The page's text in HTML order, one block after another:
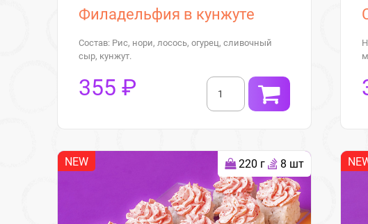
Филадельфия в кунжуте
Состав: Рис, нори, лосось, огурец, сливочный
сыр, кунжут.
355 ₽
NEW 220 г 8 шт